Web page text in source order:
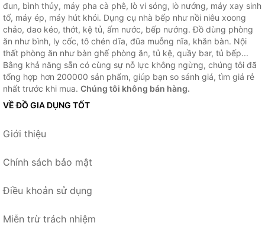
đun, bình thủy, máy pha cà phê, lò vi sóng, lò nướng, máy xay sinh
tố, máy ép, máy hút khói. Dụng cụ nhà bếp như nồi niêu xoong
chảo, dao kéo, thớt, kệ tủ, ấm nước, bếp nướng. Đồ dùng phòng
ăn như bình, ly cốc, tô chén dĩa, đũa muỗng nĩa, khăn bàn. Nội
thất phòng ăn như bàn ghế phòng ăn, tủ kệ, quầy bar, tủ bếp...
Bằng khả năng sẵn có cùng sự nỗ lực không ngừng, chúng tôi đã
tổng hợp hơn 200000 sản phẩm, giúp bạn so sánh giá, tìm giá rẻ
nhất trước khi mua. Chúng tôi không bán hàng.
VỀ ĐỒ GIA DỤNG TỐT
Giới thiệu
Chính sách bảo mật
Điều khoản sử dụng
Miễn trừ trách nhiệm